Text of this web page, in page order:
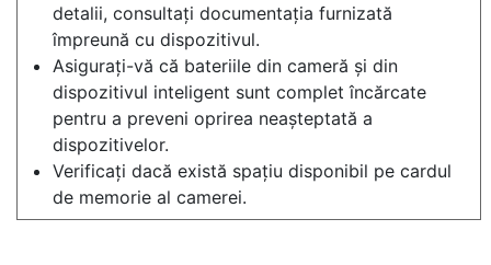
detalii, consultați documentația furnizată
împreună cu dispozitivul.
Asigurați-vă că bateriile din cameră și din
dispozitivul inteligent sunt complet încărcate
pentru a preveni oprirea neașteptată a
dispozitivelor.
Verificați dacă există spațiu disponibil pe cardul
de memorie al camerei.